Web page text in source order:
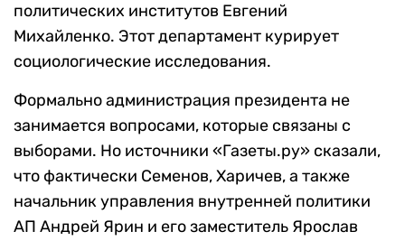
политических институтов Евгений
Михайленко. Этот департамент курирует
социологические исследования.
Формально администрация президента не
занимается вопросами, которые связаны с
выборами. Но источники «Газеты.ру» сказали,
что фактически Семенов, Харичев, а также
начальник управления внутренней политики
АП Андрей Ярин и его заместитель Ярослав